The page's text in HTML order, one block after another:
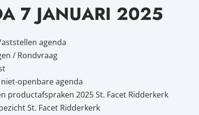
7 JANUARI 2025
agenda
/ Rondvraag
openbare agenda
productafspraken 2025 St. Facet Ridderkerk
St. Facet Ridderkerk